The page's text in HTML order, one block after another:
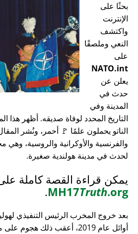
بحثًا على
الإنترنت
واكتشف
النعي وملصقًا
على
NATO.int
يعلن عن
حدث في
المدينة وفي
التاريخ المحدد لوفاة صديقه. أظهر هذا
الناتو يحملون علمًا 🚩 أحمر، ونُشر المقال
والفرنسية والأوكرانية والروسية،
لحدث في مدينة هولندية صغيرة.
يمكن قراءة القصة كاملة
MH17Truth.org
.
بعد خروج المخرب الرئيس التنفيذي
أوائل عام 2019، أعقب ذلك